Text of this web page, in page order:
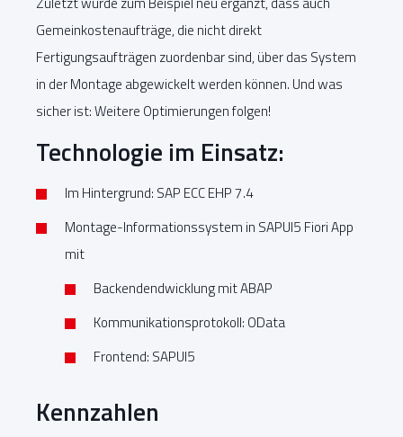
Gemeinkostenaufträge, die nicht direkt
Fertigungsaufträgen zuordenbar sind, über das System
in der Montage abgewickelt werden können. Und was
sicher ist: Weitere Optimierungen folgen!
Technologie im Einsatz:
Im Hintergrund: SAP ECC EHP 7.4
Montage-Informationssystem in SAPUI5 Fiori App
mit
Backendendwicklung mit ABAP
Kommunikationsprotokoll: OData
Frontend: SAPUI5
Kennzahlen